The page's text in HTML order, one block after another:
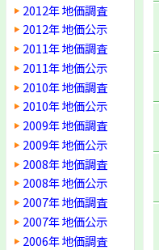
2012年 地価調査
2012年 地価公示
2011年 地価調査
2011年 地価公示
2010年 地価調査
2010年 地価公示
2009年 地価調査
2009年 地価公示
2008年 地価調査
2008年 地価公示
2007年 地価調査
2007年 地価公示
2006年 地価調査